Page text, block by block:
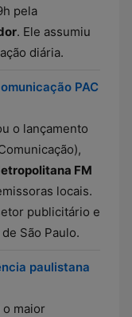
pela
. Ele assumiu
diária.
PAC
o lançamento
FM
locais.
publicitário e
São Paulo.
paulistana
maior